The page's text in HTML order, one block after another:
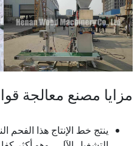
مزايا مصنع معالجة
ينتج خط الإنتاج هذا الفحم